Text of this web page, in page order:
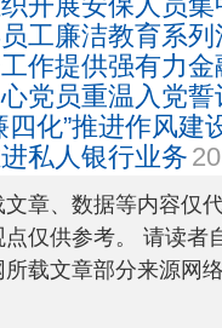
工廉洁教育系列
作提供强有力
党员重温入党
06-23
化”推进作风建
私人银行业务
章、数据等内容仅
仅供参考。 请读者
载文章部分来源网